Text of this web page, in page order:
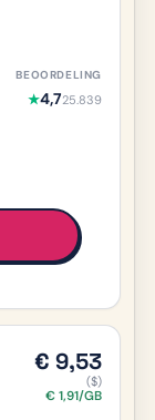
★4,725.839
€ 9,53
($)
€ 1,91/GB